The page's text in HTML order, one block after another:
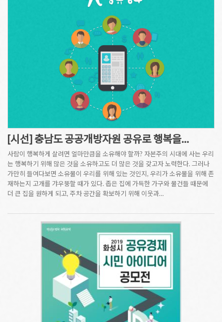
[시선] 충남도 공공개방자원 공유로 행복을…
사람이 행복하게 살려면 얼마만큼을 소유해야 할까? 자본주의 시대에 사는 우리
는 행복하기 위해 많은 것을 소유하고도 더 많은 것을 갖고자 노력한다. 그러나
가만히 들여다보면 소유물이 우리를 위해 있는 것인지, 우리가 소유물을 위해 존
재하는지 고개를 갸우뚱할 때가 있다. 좁은 집에 가득한 가구와 물건들 때문에
더 큰 집을 원하게 되고, 주차 공간을 확보하기 위해 이웃과…